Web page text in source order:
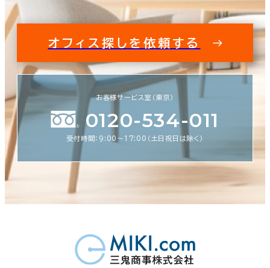
オフィス探しを依頼する
お客様サービス室（東京）
0120-534-011
受付時間：9:00〜17:00（土日祝日は除く）